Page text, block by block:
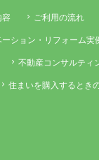
ご利用の流れ
ーション・リフォーム実
不動産コンサルティ
住まいを購入するとき